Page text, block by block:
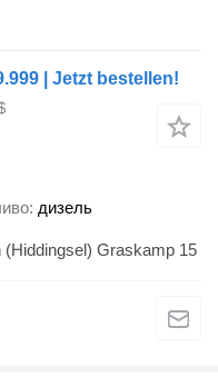
| Jetzt bestellen!
дизель
Германия, 48249 Dümo Dülmen (Hiddingsel) Graskamp 15